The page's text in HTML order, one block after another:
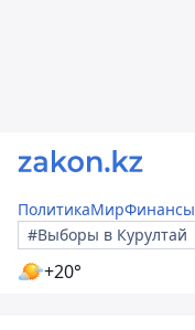
ПолитикаМирФинансы
#Выборы в Курултай
+20°